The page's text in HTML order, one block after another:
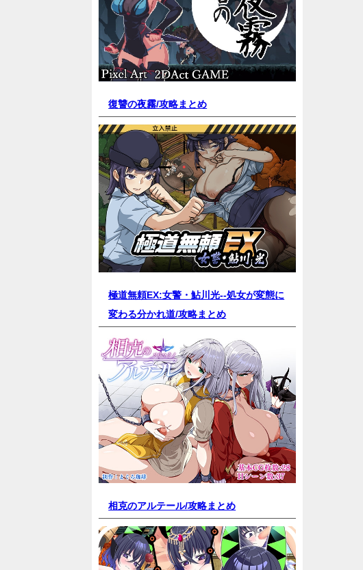
復讐の夜霧/攻略まとめ
極道無頼EX:女警・鮎川光--処女が変態に
変わる分かれ道/攻略まとめ
相克のアルテール/攻略まとめ